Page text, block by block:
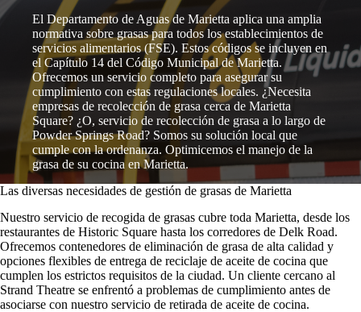
El Departamento de Aguas de Marietta aplica una amplia
normativa sobre grasas para todos los establecimientos de
servicios alimentarios (FSE). Estos códigos se incluyen en
el Capítulo 14 del Código Municipal de Marietta.
Ofrecemos un servicio completo para asegurar su
cumplimiento con estas regulaciones locales. ¿Necesita
empresas de recolección de grasa cerca de Marietta
Square? ¿O, servicio de recolección de grasa a lo largo de
Powder Springs Road? Somos su solución local que
cumple con la ordenanza. Optimicemos el manejo de la
grasa de su cocina en Marietta.
Las diversas necesidades de gestión de grasas de Marietta
Nuestro servicio de recogida de grasas cubre toda Marietta, desde los
restaurantes de Historic Square hasta los corredores de Delk Road.
Ofrecemos contenedores de eliminación de grasa de alta calidad y
opciones flexibles de entrega de reciclaje de aceite de cocina que
cumplen los estrictos requisitos de la ciudad. Un cliente cercano al
Strand Theatre se enfrentó a problemas de cumplimiento antes de
asociarse con nuestro servicio de retirada de aceite de cocina.